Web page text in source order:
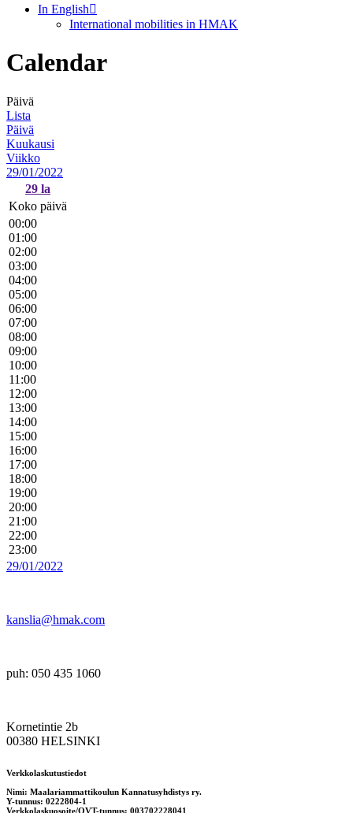
In English
International mobilities in HMAK
Calendar
Päivä
Lista
Päivä
Kuukausi
Viikko
29/01/2022
29 la
Koko päivä
00:00
01:00
02:00
03:00
04:00
05:00
06:00
07:00
08:00
09:00
10:00
11:00
12:00
13:00
14:00
15:00
16:00
17:00
18:00
19:00
20:00
21:00
22:00
23:00
29/01/2022
kanslia@hmak.com
puh: 050 435 1060
Kornetintie 2b
00380 HELSINKI
Verkkolaskutustiedot
Nimi: Maalariammattikoulun Kannatusyhdistys ry.
Y-tunnus: 0222804-1
Verkkolaskuosoite/OVT-tunnus: 003702228041